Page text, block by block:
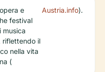
e
festival
musica
riflettendo il
nella vita
(
Austria.info).